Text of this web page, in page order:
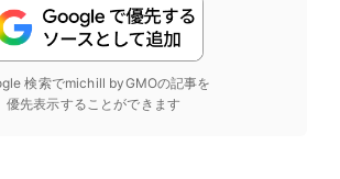
検索でmichill byGMOの記事を
優先表示することができます